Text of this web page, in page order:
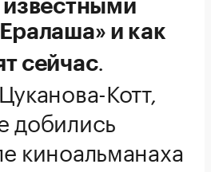
известными
и как
сейчас.
Котт,
добились
киноальманаха